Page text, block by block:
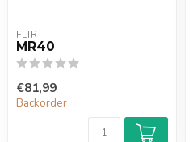
FLIR
MR40
€81,99
Backorder